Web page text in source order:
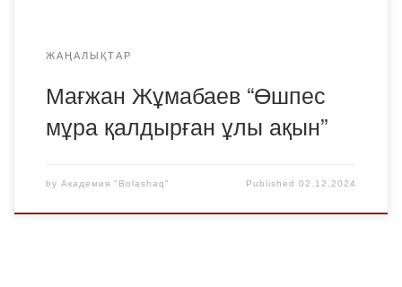
ЖАҢАЛЫҚТАР
Мағжан Жұмабаев “Өшпес
мұра қалдырған ұлы ақын”
by Академия "Bolashaq" Published02.12.2024